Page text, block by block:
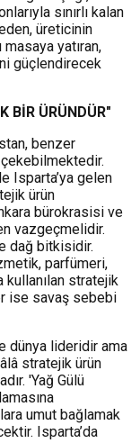
sınırlı kalan
üreticinin
yatıran,
güçlendirecek
BİR ÜRÜNDÜR"
benzer
Isparta’ya gelen
ürün
bürokrasisi ve
vazgeçmelidir.
dağ bitkisidir.
parfümeri,
stratejik
ise savaş sebebi
dünya lideridir ama
stratejik ürün
'Yağ Gülü
umut bağlamak
Isparta’da